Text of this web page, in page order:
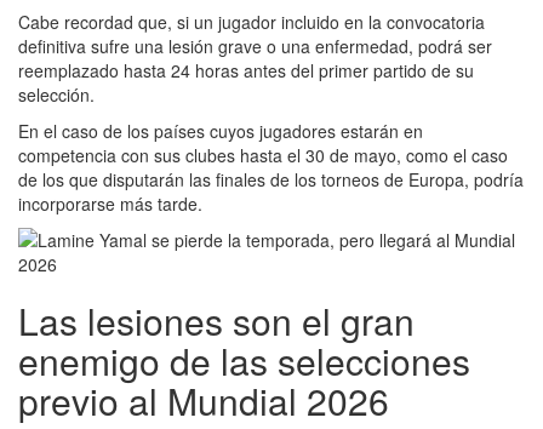
Cabe recordad que, si un jugador incluido en la convocatoria
definitiva sufre una lesión grave o una enfermedad, podrá ser
reemplazado hasta 24 horas antes del primer partido de su
selección.
En el caso de los países cuyos jugadores estarán en
competencia con sus clubes hasta el 30 de mayo, como el caso
de los que disputarán las finales de los torneos de Europa, podría
incorporarse más tarde.
Las lesiones son el gran
enemigo de las selecciones
previo al Mundial 2026